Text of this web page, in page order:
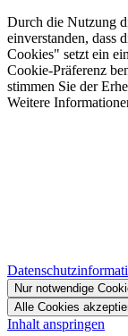
Durch die Nutzung
einverstanden, dass
Cookies" setzt ein
Cookie-Präferenz
stimmen Sie der
Weitere
Nur notwendige
Alle Cookies
Inhalt anspringen